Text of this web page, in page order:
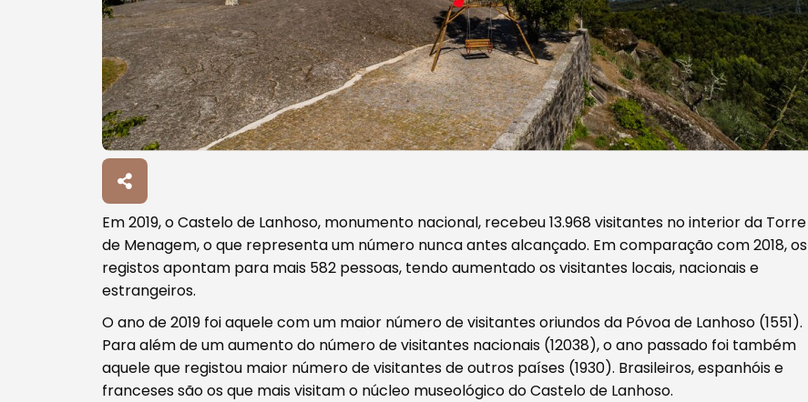
Procurar
Em 2019, o Castelo de Lanhoso, monumento nacional, recebeu 13.968 visitantes no interior da Torre
de Menagem, o que representa um número nunca antes alcançado. Em comparação com 2018, os
registos apontam para mais 582 pessoas, tendo aumentado os visitantes locais, nacionais e
estrangeiros.
O ano de 2019 foi aquele com um maior número de visitantes oriundos da Póvoa de Lanhoso (1551).
Para além de um aumento do número de visitantes nacionais (12038), o ano passado foi também
aquele que registou maior número de visitantes de outros países (1930). Brasileiros, espanhóis e
franceses são os que mais visitam o núcleo museológico do Castelo de Lanhoso.